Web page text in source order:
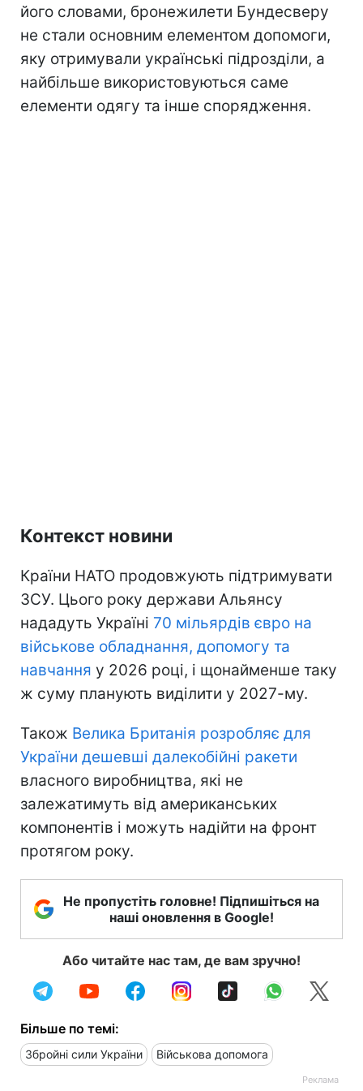
його словами, бронежилети Бундесверу
не стали основним елементом допомоги,
яку отримували українські підрозділи, а
найбільше використовуються саме
елементи одягу та інше спорядження.
Контекст новини
Країни НАТО продовжують підтримувати
ЗСУ. Цього року держави Альянсу
нададуть Україні 70 мільярдів євро на
військове обладнання, допомогу та
навчання у 2026 році, і щонайменше таку
ж суму планують виділити у 2027-му.
Також Велика Британія розробляє для
України дешевші далекобійні ракети
власного виробництва, які не
залежатимуть від американських
компонентів і можуть надійти на фронт
протягом року.
Не пропустіть головне! Підпишіться на
наші оновлення в Google!
Або читайте нас там, де вам зручно!
Більше по темі:
Збройні сили України Військова допомога